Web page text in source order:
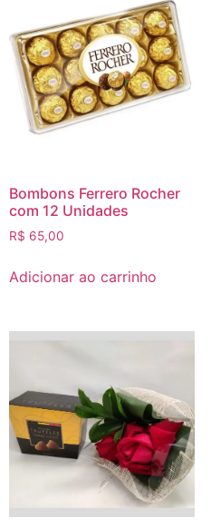
Bombons Ferrero Rocher
com 12 Unidades
R$ 65,00
Adicionar ao carrinho